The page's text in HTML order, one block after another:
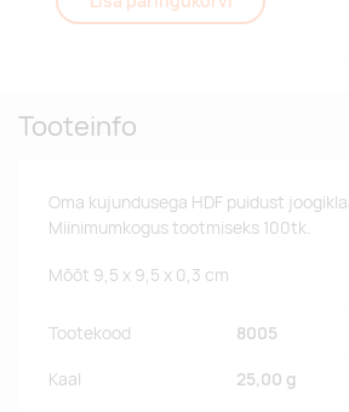
Tooteinfo
Oma kujundusega HDF puidust
Miinimumkogus tootmiseks 100tk.
Mõõt 9,5 x 9,5 x 0,3 cm
Tootekood 8005
Kaal 25,00 g